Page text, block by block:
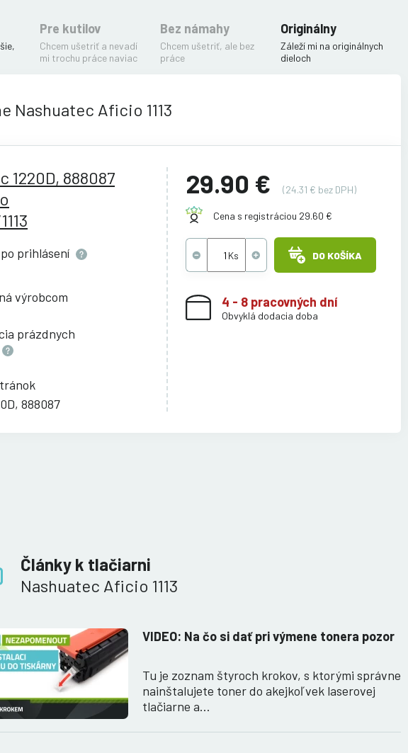
Pre kutilov
Chcem ušetriť a nevadí
mi trochu práce naviac
Bez námahy
Chcem ušetriť, ale bez
práce
Originálny
Záleží mi na originálnych
dieloch
Nashuatec Aficio 1113
1220D, 888087
prihlásení
výrobcom
prázdnych
888087
29.90 € (24.31 € bez DPH)
Cena s registráciou 29.60 €
DO KOŠÍKA
4 - 8 pracovných dní
Obvyklá dodacia doba
Články k tlačiarni
Nashuatec Aficio 1113
VIDEO: Na čo si dať pri výmene tonera pozor
Tu je zoznam štyroch krokov, s ktorými správne
nainštalujete toner do akejkoľvek laserovej
tlačiarne a…